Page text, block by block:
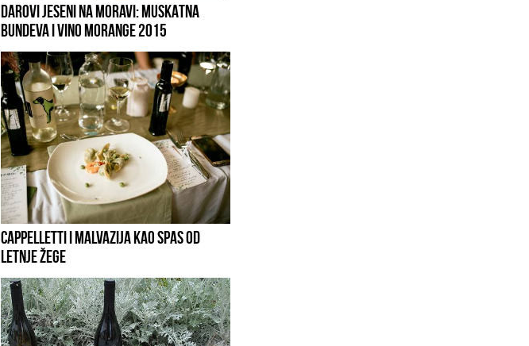
DAROVI JESENI NA MORAVI: MUSKATNA
BUNDEVA I VINO MORANGE 2015
CAPPELLETTI I MALVAZIJA KAO SPAS OD
LETNJE ŽEGE